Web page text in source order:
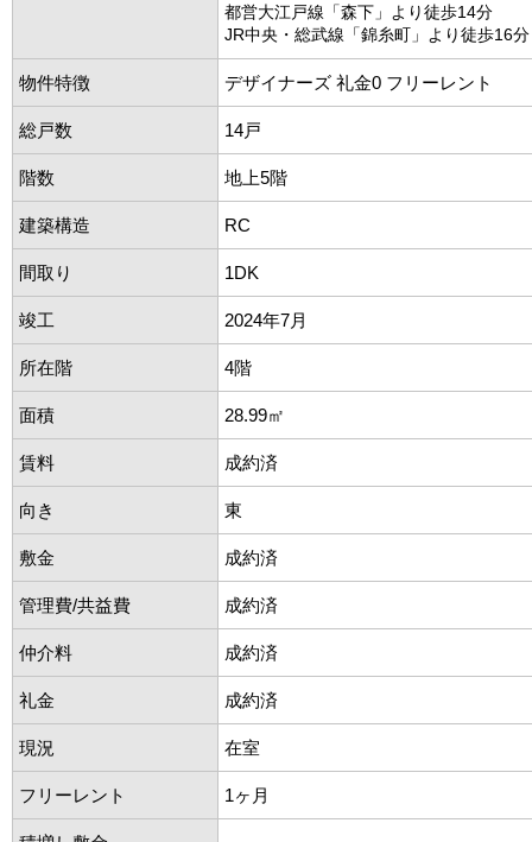
都営大江戸線「森下」より徒歩14分
JR中央・総武線「錦糸町」より徒歩16分
物件特徴 デザイナーズ 礼金0 フリーレント
総戸数 14戸
階数 地上5階
建築構造 RC
間取り 1DK
竣工 2024年7月
所在階 4階
面積 28.99㎡
賃料 成約済
向き 東
敷金 成約済
管理費/共益費 成約済
仲介料 成約済
礼金 成約済
現況 在室
フリーレント 1ヶ月